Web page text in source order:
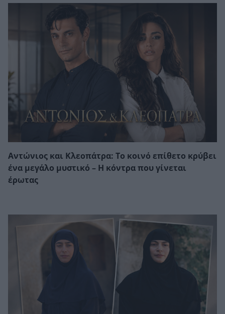
Αντώνιος και Κλεοπάτρα: Το κοινό επίθετο κρύβει
ένα μεγάλο μυστικό – Η κόντρα που γίνεται
έρωτας